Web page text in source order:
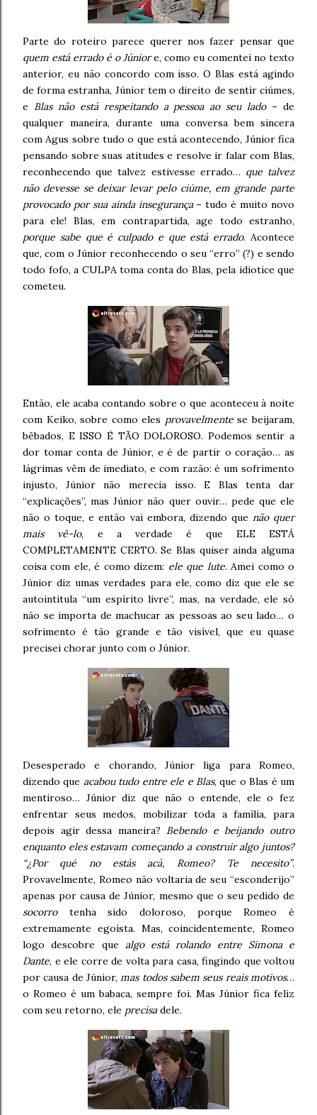
Parte do roteiro parece querer nos fazer pensar que
quem está errado é o Júniore, como eu comentei no texto
anterior, eu não concordo com isso. O Blas está agindo
de forma estranha, Júnior tem o direito de sentir ciúmes,
e Blas não está respeitando a pessoa ao seu lado– de
qualquer maneira, durante uma conversa bem sincera
com Agus sobre tudo o que está acontecendo, Júnior fica
pensando sobre suas atitudes e resolve ir falar com Blas,
reconhecendo que talvez estivesse errado… que talvez
não devesse se deixar levar pelo ciúme, em grande parte
provocado por sua ainda insegurança– tudo é muito novo
para ele! Blas, em contrapartida, age todo estranho,
porque sabe que é culpado e que está errado. Acontece
que, com o Júnior reconhecendo o seu “erro” (?) e sendo
todo fofo, a CULPA toma conta do Blas, pela idiotice que
cometeu.
Então, ele acaba contando sobre o que aconteceu à noite
com Keiko, sobre como eles provavelmentese beijaram,
bêbados, E ISSO É TÃO DOLOROSO. Podemos sentir a
dor tomar conta de Júnior, e é de partir o coração… as
lágrimas vêm de imediato, e com razão: é um sofrimento
injusto, Júnior não merecia isso. E Blas tenta dar
“explicações”, mas Júnior não quer ouvir… pede que ele
não o toque, e então vai embora, dizendo que não quer
mais vê-lo, e a verdade é que ELE ESTÁ
COMPLETAMENTE CERTO. Se Blas quiser ainda alguma
coisa com ele, é como dizem: ele que lute. Amei como o
Júnior diz umas verdades para ele, como diz que ele se
autointitula “um espírito livre”, mas, na verdade, ele só
não se importa de machucar as pessoas ao seu lado… o
sofrimento é tão grande e tão visível, que eu quase
precisei chorar junto com o Júnior.
Desesperado e chorando, Júnior liga para Romeo,
dizendo que acabou tudo entre ele e Blas, que o Blas é um
mentiroso… Júnior diz que não o entende, ele o fez
enfrentar seus medos, mobilizar toda a família, para
depois agir dessa maneira? Bebendo e beijando outro
enquanto eles estavam começando a construir algo juntos?
“¿Por qué no estás acá, Romeo? Te necesito”.
Provavelmente, Romeo não voltaria de seu “esconderijo”
apenas por causa de Júnior, mesmo que o seu pedido de
socorrotenha sido doloroso, porque Romeo é
extremamente egoísta. Mas, coincidentemente, Romeo
logo descobre que algo está rolando entre Simona e
Dante, e ele corre de volta para casa, fingindo que voltou
por causa de Júnior,mas todos sabem seus reais motivos…
o Romeo é um babaca, sempre foi. Mas Júnior fica feliz
com seu retorno, ele precisadele.